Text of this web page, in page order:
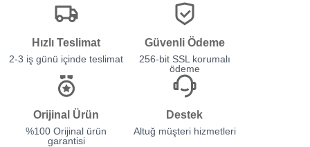
Hızlı Teslimat
2-3 iş günü içinde teslimat
Güvenli Ödeme
256-bit SSL korumalı
ödeme
Orijinal Ürün
%100 Orijinal ürün
garantisi
Destek
Altuğ müşteri hizmetleri